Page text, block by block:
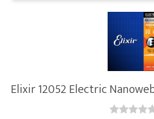
Elixir 12052 Electric